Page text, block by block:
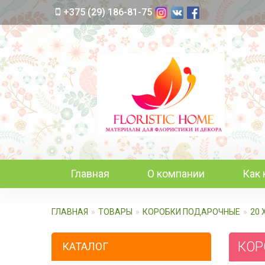
+375 (29) 186-81-75
Главная О компании Как
ГЛАВНАЯ ТОВАРЫ КОРОБКИ ПОДАРОЧНЫЕ 20
КАТАЛОГ